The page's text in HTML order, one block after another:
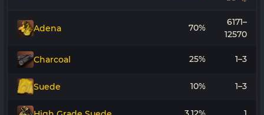
Adena 70%
6171–
12570
Charcoal 25% 1–3
Suede 10% 1–3